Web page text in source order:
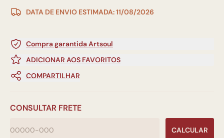
DATA DE ENVIO ESTIMADA: 11/08/2026
Compra garantida Artsoul
ADICIONAR AOS FAVORITOS
COMPARTILHAR
CONSULTAR FRETE
CALCULAR